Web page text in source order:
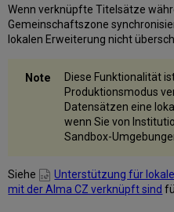
Wenn verknüpfte Titelsätze
Gemeinschaftszone
lokalen Erweiterung nicht
Diese Funktionalität
Produktionsmodus
Datensätzen eine
wenn Sie von
Sandbox-
Siehe
Unterstützung für
mit der Alma CZ verknüpft sind